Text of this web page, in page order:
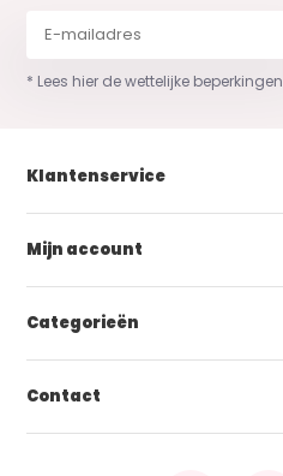
* Lees hier de wettelijke beperkingen
Klantenservice
Mijn account
Categorieën
Contact